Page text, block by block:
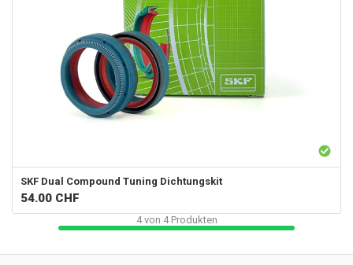
SKF Dual Compound Tuning Dichtungskit
54.00 CHF
4von 4Produkten